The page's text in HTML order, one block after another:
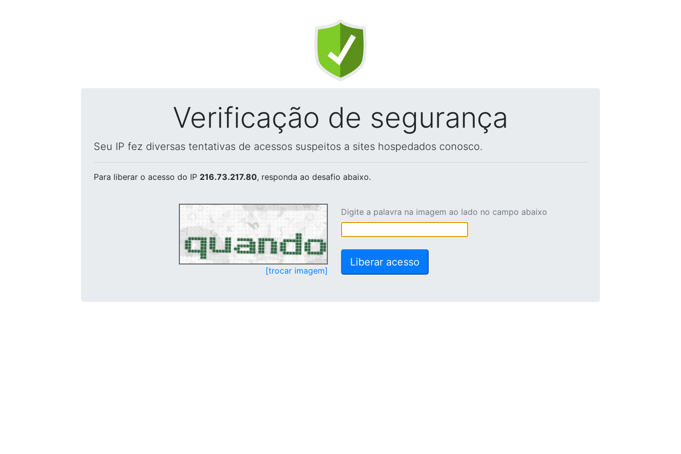
Verificação de segurança
Seu IP fez diversas tentativas de acessos suspeitos a sites hospedados conosco.
Para liberar o acesso do IP 216.73.217.80, responda ao desafio abaixo.
[trocar imagem]
Digite a palavra na imagem ao lado no campo abaixo